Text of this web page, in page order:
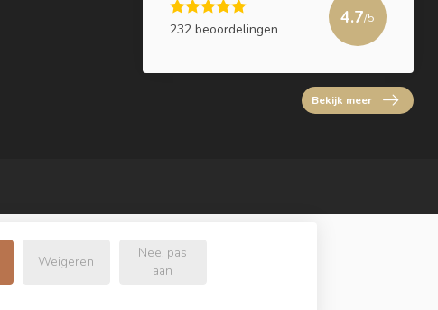
232 beoordelingen
4.7/5
Bekijk meer
Weigeren
Nee, pas
aan